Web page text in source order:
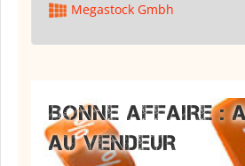
Megastock Gmbh
BONNE AFFAIRE :
AU VENDEUR